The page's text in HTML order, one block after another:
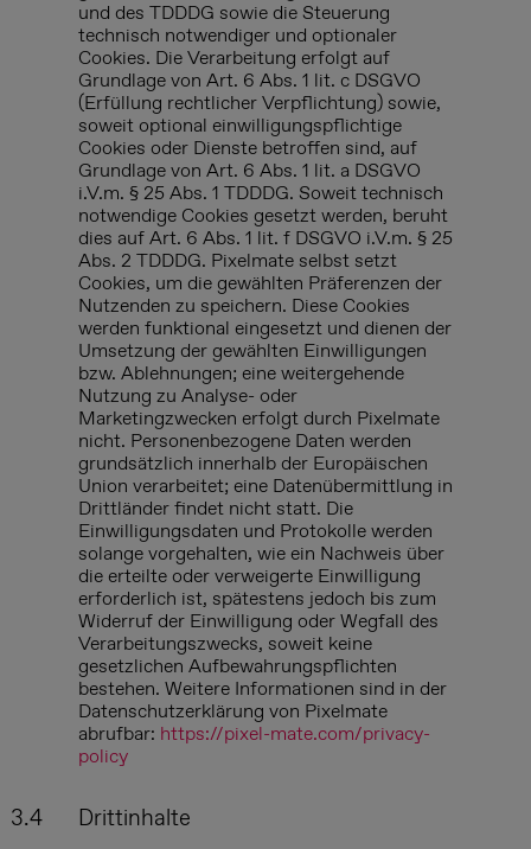
und des TDDDG sowie die Steuerung
technisch notwendiger und optionaler
Cookies. Die Verarbeitung erfolgt auf
Grundlage von Art. 6 Abs. 1 lit. c DSGVO
(Erfüllung rechtlicher Verpflichtung) sowie,
soweit optional einwilligungspflichtige
Cookies oder Dienste betroffen sind, auf
Grundlage von Art. 6 Abs. 1 lit. a DSGVO
i.V.m. § 25 Abs. 1 TDDDG. Soweit technisch
notwendige Cookies gesetzt werden, beruht
dies auf Art. 6 Abs. 1 lit. f DSGVO i.V.m. § 25
Abs. 2 TDDDG. Pixelmate selbst setzt
Cookies, um die gewählten Präferenzen der
Nutzenden zu speichern. Diese Cookies
werden funktional eingesetzt und dienen der
Umsetzung der gewählten Einwilligungen
bzw. Ablehnungen; eine weitergehende
Nutzung zu Analyse- oder
Marketingzwecken erfolgt durch Pixelmate
nicht. Personenbezogene Daten werden
grundsätzlich innerhalb der Europäischen
Union verarbeitet; eine Datenübermittlung in
Drittländer findet nicht statt. Die
Einwilligungsdaten und Protokolle werden
solange vorgehalten, wie ein Nachweis über
die erteilte oder verweigerte Einwilligung
erforderlich ist, spätestens jedoch bis zum
Widerruf der Einwilligung oder Wegfall des
Verarbeitungszwecks, soweit keine
gesetzlichen Aufbewahrungspflichten
bestehen. Weitere Informationen sind in der
Datenschutzerklärung von Pixelmate
abrufbar: https://pixel-mate.com/privacy-
policy
3.4 Drittinhalte